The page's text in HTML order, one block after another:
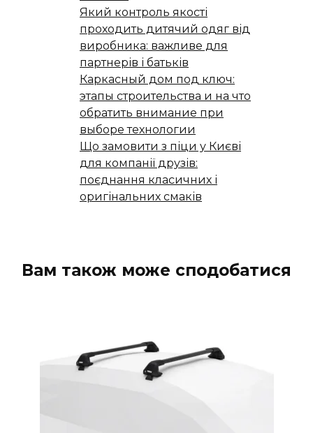
Який контроль якості
проходить дитячий одяг від
виробника: важливе для
партнерів і батьків
Каркасный дом под ключ:
этапы строительства и на что
обратить внимание при
выборе технологии
Що замовити з піци у Києві
для компанії друзів:
поєднання класичних і
оригінальних смаків
Вам також може сподобатися